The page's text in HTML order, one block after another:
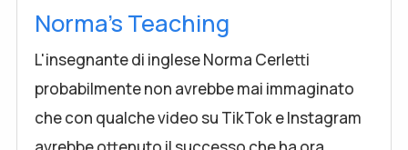
Norma's Teaching
L'insegnante di inglese Norma Cerletti
probabilmente non avrebbe mai immaginato
che con qualche video su TikTok e Instagram